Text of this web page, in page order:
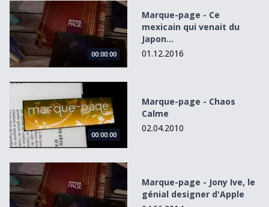
Marque-page - Ce mexicain qui venait du Japon...
00:00:00
Marque-page - Ce
mexicain qui venait du
Japon...
01.12.2016
Marque-page - Chaos Calme
00:00:00
Marque-page - Chaos
Calme
02.04.2010
Marque-page - Jony Ive, le génial designer d&#039;Apple
Marque-page - Jony Ive, le
génial designer d'Apple